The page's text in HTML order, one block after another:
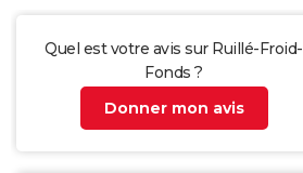
Quel est votre avis sur Ruillé-Froid-
Fonds ?
Donner mon avis